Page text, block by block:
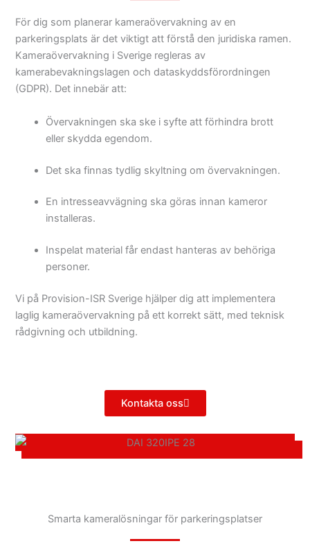
För dig som planerar kameraövervakning av en
parkeringsplats är det viktigt att förstå den juridiska ramen.
Kameraövervakning i Sverige regleras av
kamerabevakningslagen och dataskyddsförordningen
(GDPR). Det innebär att:
Övervakningen ska ske i syfte att förhindra brott
eller skydda egendom.
Det ska finnas tydlig skyltning om övervakningen.
En intresseavvägning ska göras innan kameror
installeras.
Inspelat material får endast hanteras av behöriga
personer.
Vi på Provision-ISR Sverige hjälper dig att implementera
laglig kameraövervakning på ett korrekt sätt, med teknisk
rådgivning och utbildning.
Kontakta oss
Smarta kameralösningar för parkeringsplatser